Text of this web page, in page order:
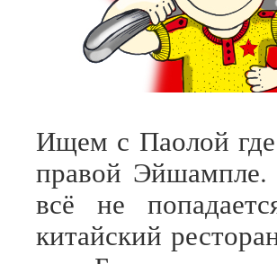
Ищем с Паолой
правой
всё не
китайский